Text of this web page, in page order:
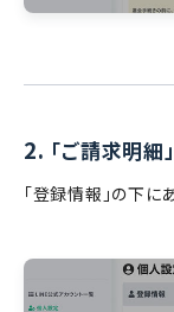
2. 「ご請求明細
「登録情報」の下に